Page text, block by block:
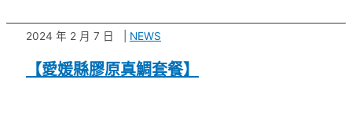
【愛媛縣膠原真鯛套餐】
2024 年 2 月 7 日 NEWS